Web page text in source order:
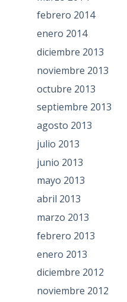
febrero 2014
enero 2014
diciembre 2013
noviembre 2013
octubre 2013
septiembre 2013
agosto 2013
julio 2013
junio 2013
mayo 2013
abril 2013
marzo 2013
febrero 2013
enero 2013
diciembre 2012
noviembre 2012